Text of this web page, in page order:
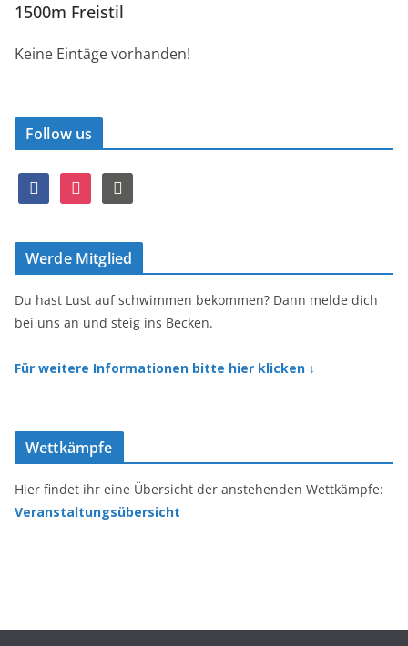
1500m Freistil
Keine Eintäge vorhanden!
Follow us
a
e
o
o
n
t
a
g
r
s
Werde Mitglied
Du hast Lust auf schwimmen bekommen? Dann melde dich
bei uns an und steig ins Becken.
Für weitere Informationen bitte hier klicken ↓
Wettkämpfe
Hier findet ihr eine Übersicht der anstehenden Wettkämpfe:
Veranstaltungsübersicht